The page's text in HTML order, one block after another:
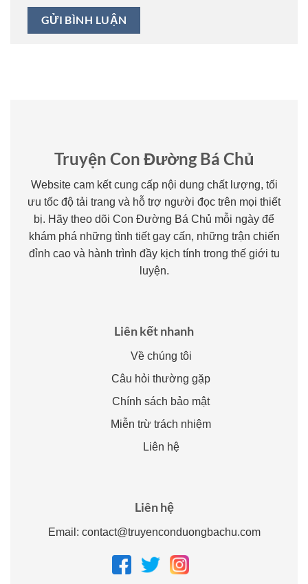
Truyện Con Đường Bá Chủ
Website cam kết cung cấp nội dung chất lượng, tối
ưu tốc độ tải trang và hỗ trợ người đọc trên mọi thiết
bị. Hãy theo dõi Con Đường Bá Chủ mỗi ngày để
khám phá những tình tiết gay cấn, những trận chiến
đỉnh cao và hành trình đầy kịch tính trong thế giới tu
luyện.
Liên kết nhanh
Về chúng tôi
Câu hỏi thường gặp
Chính sách bảo mật
Miễn trừ trách nhiệm
Liên hệ
Liên hệ
Email: contact@truyenconduongbachu.com